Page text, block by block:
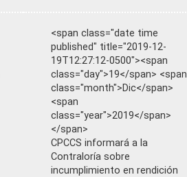
<span class="date time
published" title="2019-12-
19T12:27:12-0500"><span
class="day">19</span> <span
class="month">Dic</span>
<span
class="year">2019</span>
</span>
CPCCS informará a la
Contraloría sobre
incumplimiento en rendición